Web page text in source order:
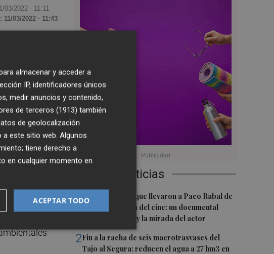
Últimas Noticias
1Las '200 vidas' que llevaron a Paco Rabal de
Águilas a la cima del cine: un documental
recupera la voz y la mirada del actor
2Fin a la racha de seis macrotrasvases del
Tajo al Segura: reducen el agua a 27 hm3 en
03/2022 · 11:11
03/2022 · 11:43
los
zonas
porque
las
y
entre todos
almacenar y acceder a
IP, identificadores únicos
medir anuncios y contenido,
de terceros (1913) también
de geolocalización
este sitio web. Algunos
tiene derecho a
en cualquier momento en
ACEPTAR TODO